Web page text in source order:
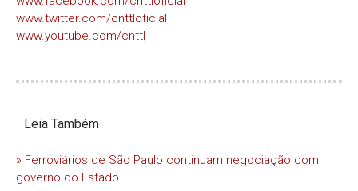
www.twitter.com/cnttloficial
www.youtube.com/cnttl
Leia Também
» Ferroviários de São Paulo continuam negociação com
governo do Estado